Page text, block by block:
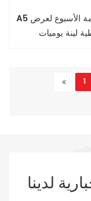
A5 حالة ملزمة الأسبوع لعرض
لينة يوميات
1
لدينا